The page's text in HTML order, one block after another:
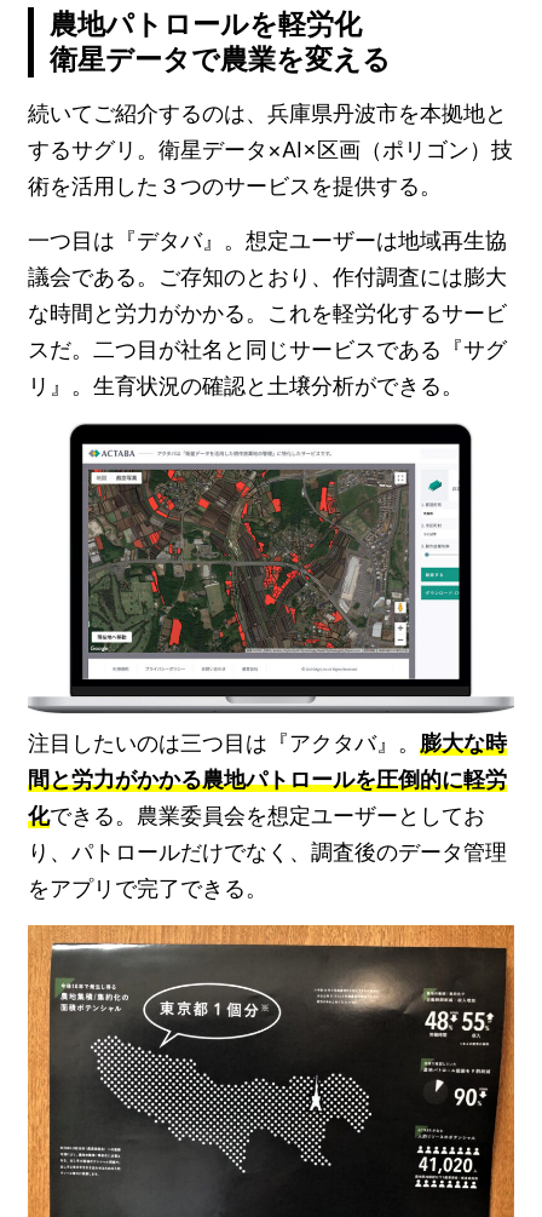
農地パトロールを軽労化
衛星データで農業を変える
続いてご紹介するのは、兵庫県丹波市を本拠地と
するサグリ。衛星データ×AI×区画（ポリゴン）技
術を活用した３つのサービスを提供する。
一つ目は『デタバ』。想定ユーザーは地域再生協
議会である。ご存知のとおり、作付調査には膨大
な時間と労力がかかる。これを軽労化するサービ
スだ。二つ目が社名と同じサービスである『サグ
リ』。生育状況の確認と土壌分析ができる。
注目したいのは三つ目は『アクタバ』。膨大な時
間と労力がかかる農地パトロールを圧倒的に軽労
化できる。農業委員会を想定ユーザーとしてお
り、パトロールだけでなく、調査後のデータ管理
をアプリで完了できる。